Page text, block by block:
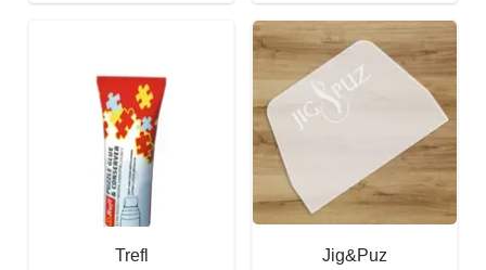
Trefl Jig&Puz